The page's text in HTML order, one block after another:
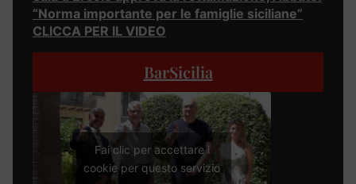
“Norma importante per le famiglie siciliane”
CLICCA PER IL VIDEO
BarSicilia
Fai clic per accettare i
cookie per questo servizio